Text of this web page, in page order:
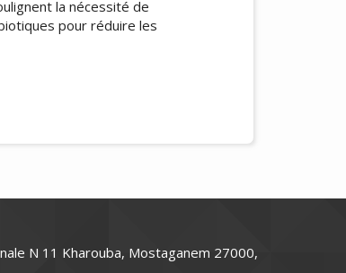
la nécessité de
pour réduire les
N 11 Kharouba, Mostaganem 27000,